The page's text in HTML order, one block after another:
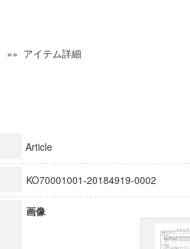
»» アイテム詳細
Article
KO70001001-20184919-0002
画像